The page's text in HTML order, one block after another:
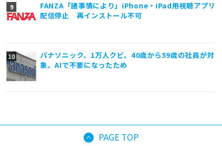
FANZA「諸事情により」iPhone・iPad用視聴アプリ
配信停止 再インストール不可
パナソニック、1万人クビ。40歳から59歳の社員が対
象。AIで不要になったため
PAGE TOP